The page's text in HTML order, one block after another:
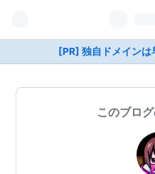
[PR] 独自ドメインは
このブロ